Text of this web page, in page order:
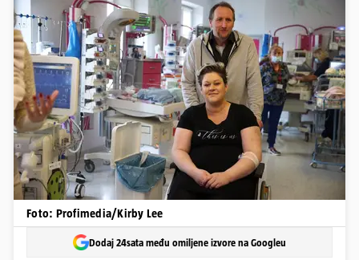
Foto: Profimedia/Kirby Lee
Dodaj 24sata među omiljene izvore na Googleu